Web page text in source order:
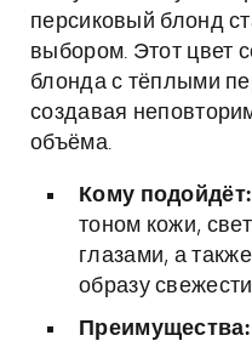
персиковый блонд
выбором. Этот цвет
блонда с тёплыми
создавая
объёма.
Кому подойдёт:
тоном кожи,
глазами, а
образу
Преимущества: